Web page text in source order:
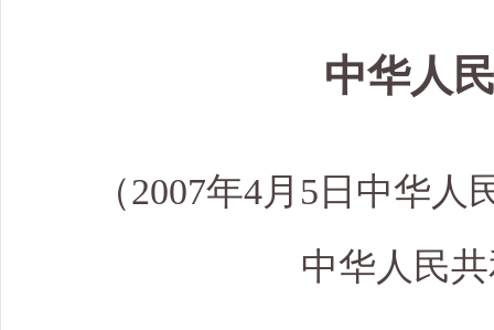
中华人
（2007年4月5日中华
中华人民